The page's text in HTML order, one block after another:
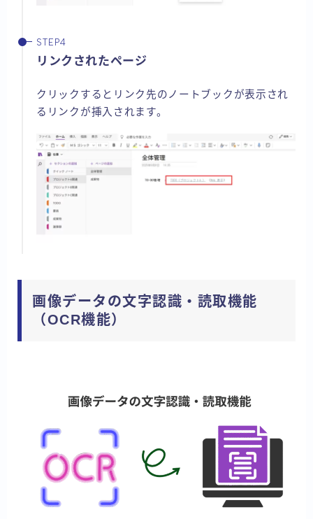
リンクされたページ
クリックするとリンク先のノートブックが表示され
るリンクが挿入されます。
画像データの文字認識・読取機能
（OCR機能）